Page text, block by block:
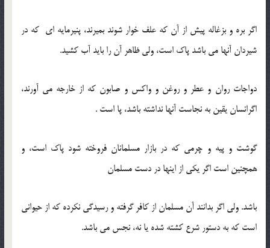
اگر بره و بزغاله پیش از آن که علف خوار شوند بمیرند، پنیرمایه ای که در
شیردان آنها می باشد پاک است، ولی ظاهر آن را باید آب کشید.
دواجات روان و عطر و روغن و واکس و صابون که از خارجه می آورند،
اگرانسان یقین به نجاست آنها نداشته باشد، پا است .
گوشت و پیه و چرمی که در بازار مسلمانان فروخته شود پاک است، و
همچنین است اگر یکی از اینها در دست مسلمان
باشد. ولی اگر بدانند آن مسلمان از کافر گرفته و رسیدگی نکرده که از حیوانی
است که به دستور شرع کشته شده یا نه، نجس می باشد.